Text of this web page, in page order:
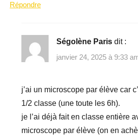
Répondre
Ségolène Paris dit :
janvier 24, 2025 à 9:33
j’ai un microscope par élève car
1/2 classe (une toute les 6h).
je l’ai déjà fait en classe entière
microscope par élève (on en